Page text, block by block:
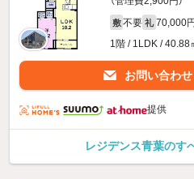
敷 不要 礼 70,000
1階 / 1LDK / 40.88
お問い合わせ
提供
レジデンス青葉のす